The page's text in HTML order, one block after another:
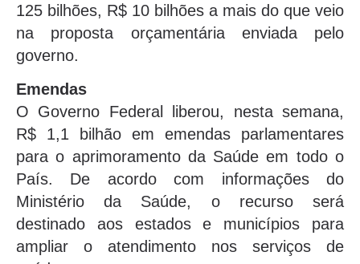
125 bilhões, R$ 10 bilhões a mais do que veio
na proposta orçamentária enviada pelo
governo.
Emendas
O Governo Federal liberou, nesta semana,
R$ 1,1 bilhão em emendas parlamentares
para o aprimoramento da Saúde em todo o
País. De acordo com informações do
Ministério da Saúde, o recurso será
destinado aos estados e municípios para
ampliar o atendimento nos serviços de